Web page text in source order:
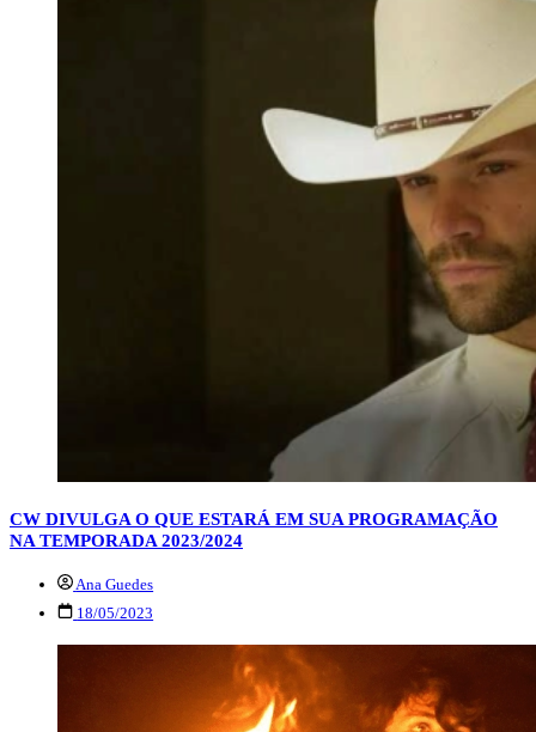
CW DIVULGA O QUE ESTARÁ EM SUA PROGRAMAÇÃO
NA TEMPORADA 2023/2024
Ana Guedes
18/05/2023